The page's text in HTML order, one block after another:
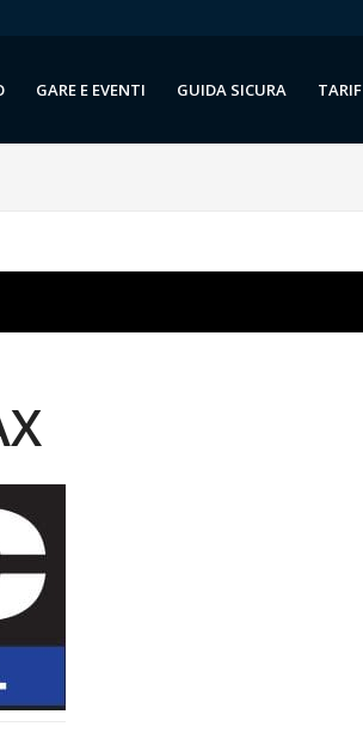
GARE E EVENTI GUIDA SICURA